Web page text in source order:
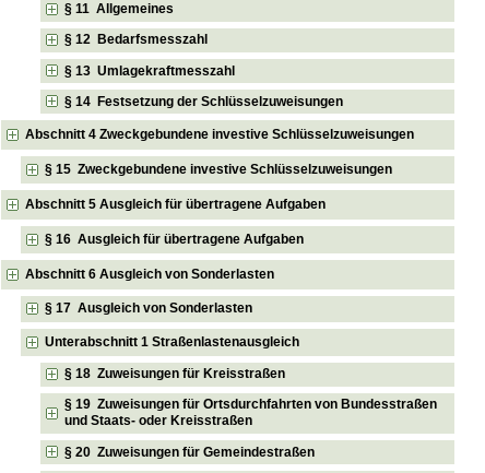
§ 11 Allgemeines
§ 12 Bedarfsmesszahl
§ 13 Umlagekraftmesszahl
§ 14 Festsetzung der Schlüsselzuweisungen
Abschnitt 4 Zweckgebundene investive Schlüsselzuweisungen
§ 15 Zweckgebundene investive Schlüsselzuweisungen
Abschnitt 5 Ausgleich für übertragene Aufgaben
§ 16 Ausgleich für übertragene Aufgaben
Abschnitt 6 Ausgleich von Sonderlasten
§ 17 Ausgleich von Sonderlasten
Unterabschnitt 1 Straßenlastenausgleich
§ 18 Zuweisungen für Kreisstraßen
§ 19 Zuweisungen für Ortsdurchfahrten von Bundesstraßen
und Staats- oder Kreisstraßen
§ 20 Zuweisungen für Gemeindestraßen